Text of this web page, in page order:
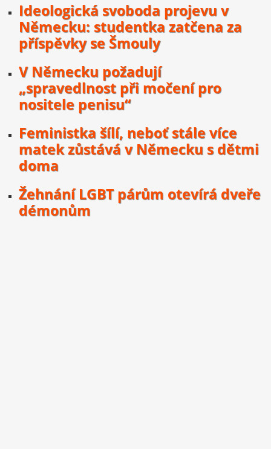
Ideologická svoboda projevu v
Německu: studentka zatčena za
příspěvky se Šmouly
V Německu požadují
„spravedlnost při močení pro
nositele penisu“
Feministka šílí, neboť stále více
matek zůstává v Německu s dětmi
doma
Žehnání LGBT párům otevírá dveře
démonům